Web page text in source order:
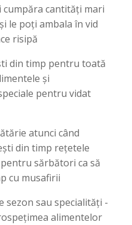
cumpăra cantități mari
le poți ambala în vid
risipă
din timp pentru toată
și
pentru vidat
atunci când
din timp rețetele
sărbători ca să
cu musafirii
sezon sau specialități -
alimentelor